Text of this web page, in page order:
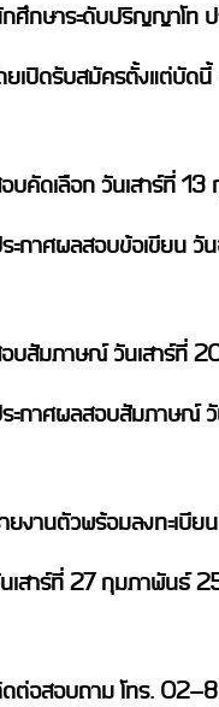
ศึกษาระดับปริญญาโท
ยเปิดรับสมัครตั้งแต่บั
บคัดเลือก วันเสาร์ที่
ะกาศผลสอบข้อเขียน
บสัมภาษณ์ วันเสาร์ที่
ะกาศผลสอบสัมภาษณ์
ยงานตัวพร้อมลงทะเบีย
เสาร์ที่ 27 กุมภาพันธ์
ต่อสอบถาม โทร.